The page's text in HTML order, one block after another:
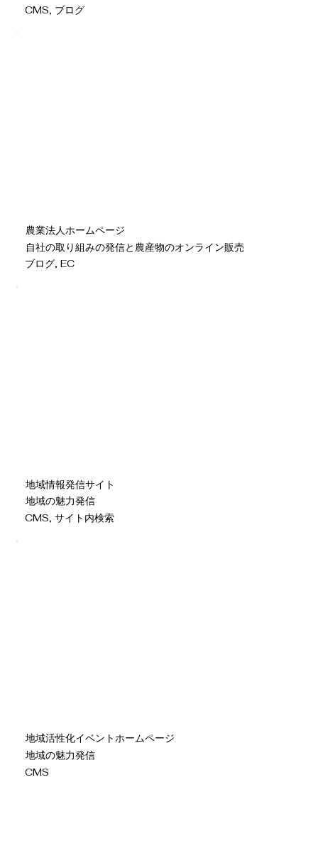
CMS, ブログ
農業法人ホームページ
自社の取り組みの発信と農産物のオンライン販売
ブログ, EC
地域情報発信サイト
地域の魅力発信
CMS, サイト内検索
地域活性化イベントホームページ
地域の魅力発信
CMS